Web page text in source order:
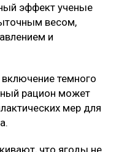
эффект ученые
весом,
и
темного
рацион может
мер для
что ягоды не